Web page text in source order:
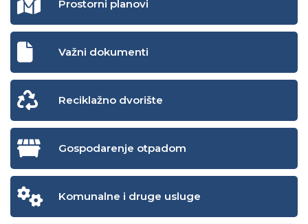
Prostorni planovi
Važni dokumenti
Reciklažno dvorište
Gospodarenje otpadom
Komunalne i druge usluge